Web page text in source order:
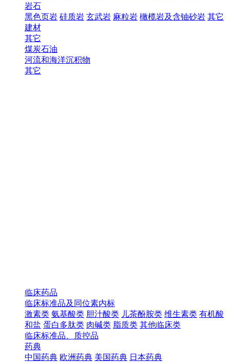
岩石
黑色页岩 硅质岩 玄武岩 麻粒岩 橄榄岩及含铀砂岩 其它
建材
其它
煤炭石油
河流和海洋沉积物
其它
临床药品
临床标准品及同位素内标
激素类 氨基酸类 胆汁酸类 儿茶酚胺类 维生素类 有机酸
和盐 蛋白多肽类 肉碱类 脂质类 其他临床类
临床标准品、质控品
药典
中国药典 欧洲药典 美国药典 日本药典